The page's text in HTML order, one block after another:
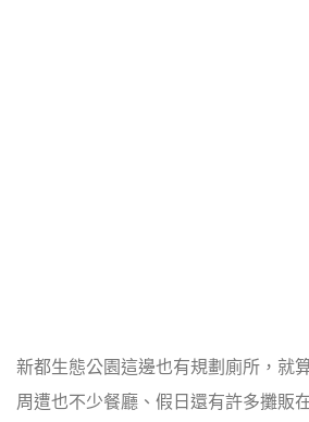
新都生態公園這邊也有規劃廁所，就
周遭也不少餐廳、假日還有許多攤販